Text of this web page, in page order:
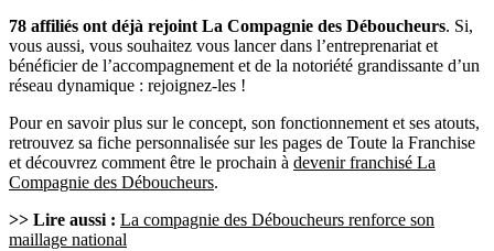
78 affiliés ont déjà rejoint La Compagnie des Déboucheurs. Si,
vous aussi, vous souhaitez vous lancer dans l’entreprenariat et
bénéficier de l’accompagnement et de la notoriété grandissante d’un
réseau dynamique : rejoignez-les !
Pour en savoir plus sur le concept, son fonctionnement et ses atouts,
retrouvez sa fiche personnalisée sur les pages de Toute la Franchise
et découvrez comment être le prochain à devenir franchisé La
Compagnie des Déboucheurs.
>> Lire aussi : La compagnie des Déboucheurs renforce son
maillage national